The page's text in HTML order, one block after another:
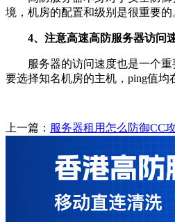
境，机房的配置和级别是很重要
4、注意高速高防服务器访问
服务器的访问速度也是一个重要
要选择知名机房的主机，ping值均
上一篇： 服务器租用怎么防御CC